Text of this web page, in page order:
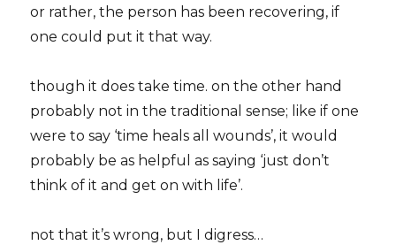
or rather, the person has been recovering, if
one could put it that way.
though it does take time. on the other hand
probably not in the traditional sense; like if one
were to say ‘time heals all wounds’, it would
probably be as helpful as saying ‘just don’t
think of it and get on with life’.
not that it’s wrong, but I digress…